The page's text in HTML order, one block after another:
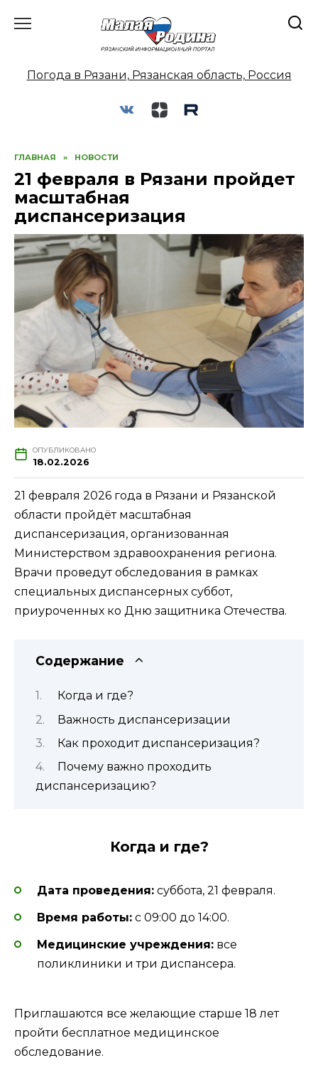
Погода в Рязани, Рязанская область, Россия
ГЛАВНАЯ » НОВОСТИ
21 февраля в Рязани пройдет
масштабная
диспансеризация
ОПУБЛИКОВАНО
18.02.2026
21 февраля 2026 года в Рязани и Рязанской
области пройдёт масштабная
диспансеризация, организованная
Министерством здравоохранения региона.
Врачи проведут обследования в рамках
специальных диспансерных суббот,
приуроченных ко Дню защитника Отечества.
Содержание
Когда и где?
Важность диспансеризации
Как проходит диспансеризация?
Почему важно проходить
диспансеризацию?
Когда и где?
Дата проведения: суббота, 21 февраля.
Время работы: с 09:00 до 14:00.
Медицинские учреждения: все
поликлиники и три диспансера.
Приглашаются все желающие старше 18 лет
пройти бесплатное медицинское
обследование.